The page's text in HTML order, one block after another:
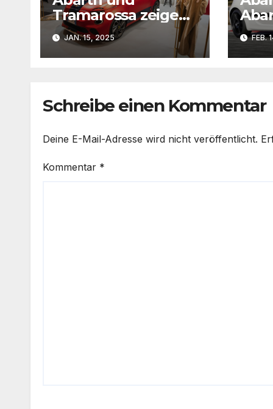
Tramarossa zeigen
gemeinsame
Kollektion
JAN. 15, 2025
alsFEB.
Schreibe einen Kommentar
Deine E-Mail-Adresse wird nicht veröffentlicht.
Kommentar *